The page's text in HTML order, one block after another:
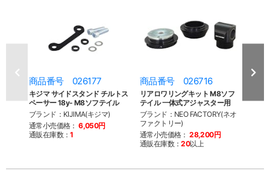
商品番号 026177
キジマ サイドスタンド チルトス
ペーサー 18y- M8ソフテイル
ブランド：KIJIMA(キジマ)
通常小売価格： 6,050円
通販在庫数：1
商品番号 026716
リアロワリングキット M8ソフ
テイル 一体式アジャスター用
ブランド：NEO FACTORY(ネオ
ファクトリー)
通常小売価格： 28,200円
通販在庫数：20以上
解ツ